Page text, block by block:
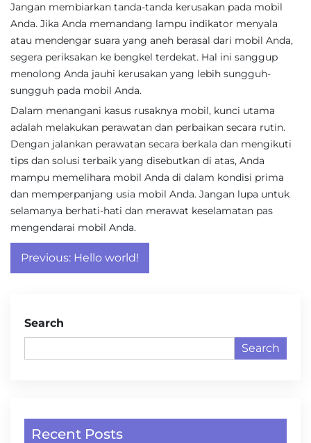
Jangan membiarkan tanda-tanda kerusakan pada mobil
Anda. Jika Anda memandang lampu indikator menyala
atau mendengar suara yang aneh berasal dari mobil Anda,
segera periksakan ke bengkel terdekat. Hal ini sanggup
menolong Anda jauhi kerusakan yang lebih sungguh-
sungguh pada mobil Anda.
Dalam menangani kasus rusaknya mobil, kunci utama
adalah melakukan perawatan dan perbaikan secara rutin.
Dengan jalankan perawatan secara berkala dan mengikuti
tips dan solusi terbaik yang disebutkan di atas, Anda
mampu memelihara mobil Anda di dalam kondisi prima
dan memperpanjang usia mobil Anda. Jangan lupa untuk
selamanya berhati-hati dan merawat keselamatan pas
mengendarai mobil Anda.
Post
navigation
Previous: Hello world!
Search
Search
Recent Posts